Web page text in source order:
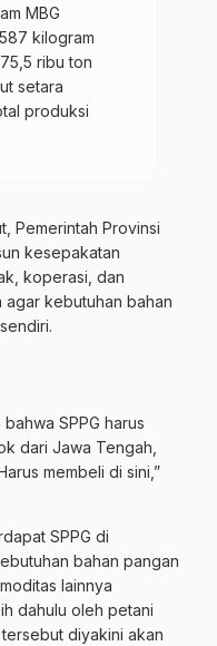
MBG
kilogram
ribu ton
setara
produksi
Pemerintah Provinsi
kesepakatan
koperasi, dan
kebutuhan bahan
SPPG harus
dari Jawa Tengah,
membeli di sini,”
SPPG di
bahan pangan
lainnya
dahulu oleh petani
diyakini akan